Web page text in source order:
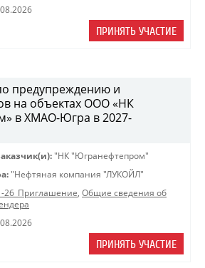
ПРИНЯТЬ УЧАСТИЕ
предупреждению и
на объектах ООО «НК
в ХМАО-Югра в 2027-
"НК "Югранефтепром"
"Нефтяная компания "ЛУКОЙЛ"
26_Приглашение, Общие сведения об
ПРИНЯТЬ УЧАСТИЕ